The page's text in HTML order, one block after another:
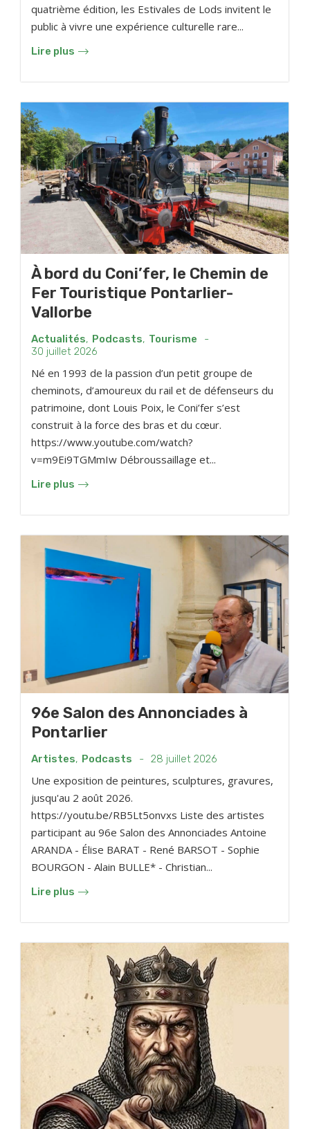
quatrième édition, les Estivales de Lods invitent le
public à vivre une expérience culturelle rare...
Lire plus
À bord du Coni’fer, le Chemin de
Fer Touristique Pontarlier-
Vallorbe
Actualités, Podcasts, Tourisme
-
30 juillet 2026
Né en 1993 de la passion d’un petit groupe de
cheminots, d’amoureux du rail et de défenseurs du
patrimoine, dont Louis Poix, le Coni’fer s’est
construit à la force des bras et du cœur.
https://www.youtube.com/watch?
v=m9Ei9TGMmIw Débroussaillage et...
Lire plus
96e Salon des Annonciades à
Pontarlier
Artistes, Podcasts - 28 juillet 2026
Une exposition de peintures, sculptures, gravures,
jusqu'au 2 août 2026.
https://youtu.be/RB5Lt5onvxs Liste des artistes
participant au 96e Salon des Annonciades Antoine
ARANDA - Élise BARAT - René BARSOT - Sophie
BOURGON - Alain BULLE* - Christian...
Lire plus